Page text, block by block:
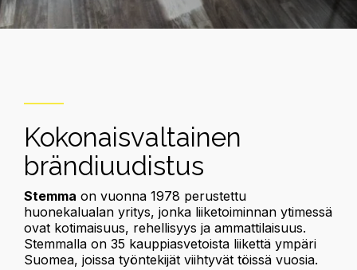
Kokonaisvaltainen
brändiuudistus
Stemma on vuonna 1978 perustettu
huonekalualan yritys, jonka liiketoiminnan ytimessä
ovat kotimaisuus, rehellisyys ja ammattilaisuus.
Stemmalla on 35 kauppiasvetoista liikettä ympäri
Suomea, joissa työntekijät viihtyvät töissä vuosia.